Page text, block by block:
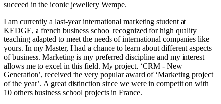
succeed in the iconic jewellery Wempe.
I am currently a last-year international marketing student at
KEDGE, a french business school recognized for high quality
teaching adapted to meet the needs of international companies like
yours. In my Master, I had a chance to learn about different aspects
of business. Marketing is my preferred discipline and my interest
allows me to excel in this field. My project, ‘CRM - New
Generation’, received the very popular award of ‘Marketing project
of the year’. A great distinction since we were in competition with
10 others business school projects in France.